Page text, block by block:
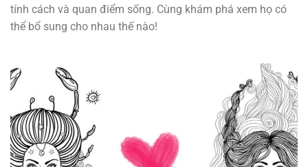
tính cách và quan điểm sống. Cùng khám phá xem họ có
thể bổ sung cho nhau thế nào!